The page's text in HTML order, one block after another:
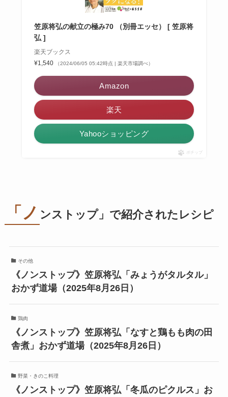
笠原将弘の献立の極み70 （別冊エッセ） [ 笠原将
弘 ]
楽天ブックス
¥1,540
（2024/06/05 05:42時点 | 楽天市場調べ）
Amazon
楽天
Yahooショッピング
ポチップ
「ノ ンストップ」で紹介されたレシピ
その他
《ノンストップ》笠原将弘「みょうがタルタル」
おかず道場（2025年8月26日）
鶏肉
《ノンストップ》笠原将弘「なすと鶏もも肉の田
舎煮」おかず道場（2025年8月26日）
野菜・きのこ料理
《ノンストップ》笠原将弘「冬瓜のピクルス」お